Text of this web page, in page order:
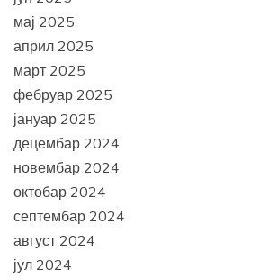
мај 2025
април 2025
март 2025
фебруар 2025
јануар 2025
децембар 2024
новембар 2024
октобар 2024
септембар 2024
август 2024
јул 2024